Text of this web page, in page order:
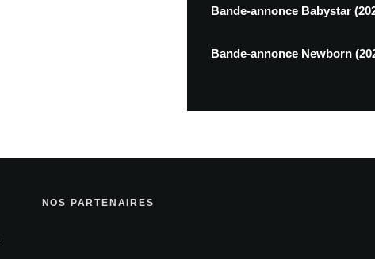
Bande-annonce Babystar
Bande-annonce Newborn
NOS PARTENAIRES